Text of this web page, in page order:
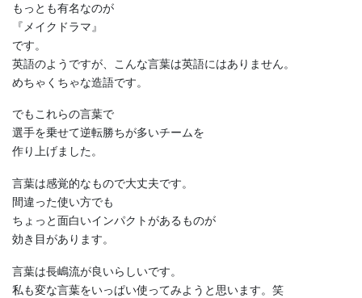
もっとも有名なのが
『メイクドラマ』
です。
英語のようですが、こんな言葉は英語にはありません。
めちゃくちゃな造語です。
でもこれらの言葉で
選手を乗せて逆転勝ちが多いチームを
作り上げました。
言葉は感覚的なもので大丈夫です。
間違った使い方でも
ちょっと面白いインパクトがあるものが
効き目があります。
言葉は長嶋流が良いらしいです。
私も変な言葉をいっぱい使ってみようと思います。笑